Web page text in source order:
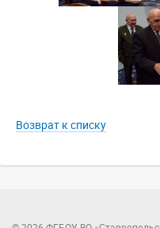
Возврат к списку